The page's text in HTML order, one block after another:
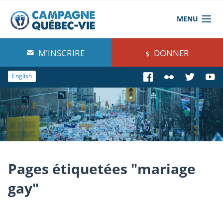
MENU
À propos de nous
Blog
Comprendre
Agir
Boutique
M'INSCRIRE DONNER
English
Pages étiquetées "mariage
gay"